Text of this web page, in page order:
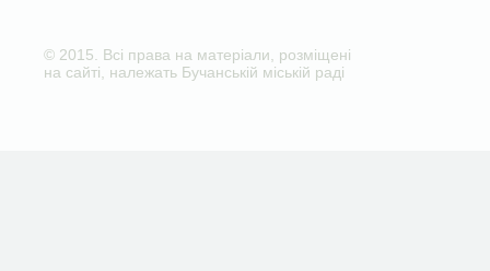
© 2015. Всі права на матеріали, розміщені
на сайті, належать Бучанській міській раді